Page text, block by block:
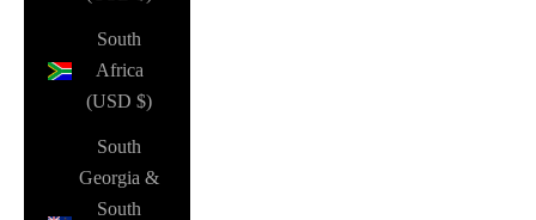
South
Africa
(USD $)
South
Georgia &
South